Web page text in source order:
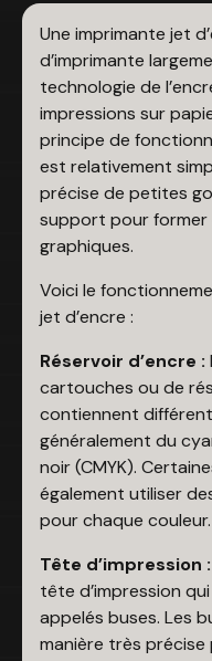
Une imprimante jet
d’imprimante
technologie de
impressions sur
principe de
est relativement
précise de petites
support pour former
graphiques.
Voici le
jet d’encre :
Réservoir d’encre :
cartouches ou de
contiennent
généralement du
noir (CMYK).
également utiliser
pour chaque couleur.
Tête d’impression :
tête d’impression
appelés buses. Les
manière très précise